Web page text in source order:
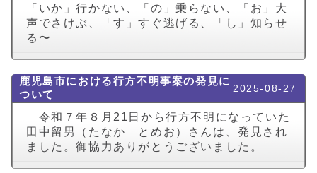
「いか」行かない、「の」乗らない、「お」大
声でさけぶ、「す」すぐ逃げる、「し」知らせ
る〜
鹿児島市における行方不明事案の発見に
ついて
2025-08-27
令和７年８月21日から行方不明になっていた
田中留男（たなか とめお）さんは、発見され
ました。御協力ありがとうございました。